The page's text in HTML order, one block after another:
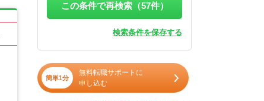
この条件で再検索（57件）
検索条件を保存する
簡単1分
無料転職サポートに
申し込む